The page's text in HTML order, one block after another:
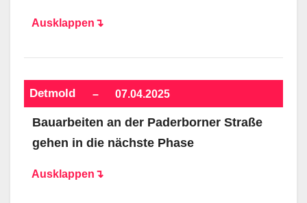
Ausklappen↴
Detmold – 07.04.2025
Bauarbeiten an der Paderborner Straße
gehen in die nächste Phase
Ausklappen↴